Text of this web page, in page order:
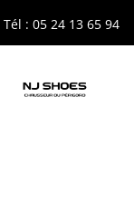
Tél : 05 24 13 65 94